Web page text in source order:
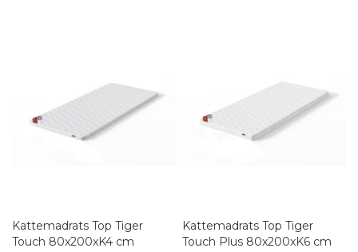
Kattemadrats Top Tiger
Touch 80x200xK4 cm
Kattemadrats Top Tiger
Touch Plus 80x200xK6 cm